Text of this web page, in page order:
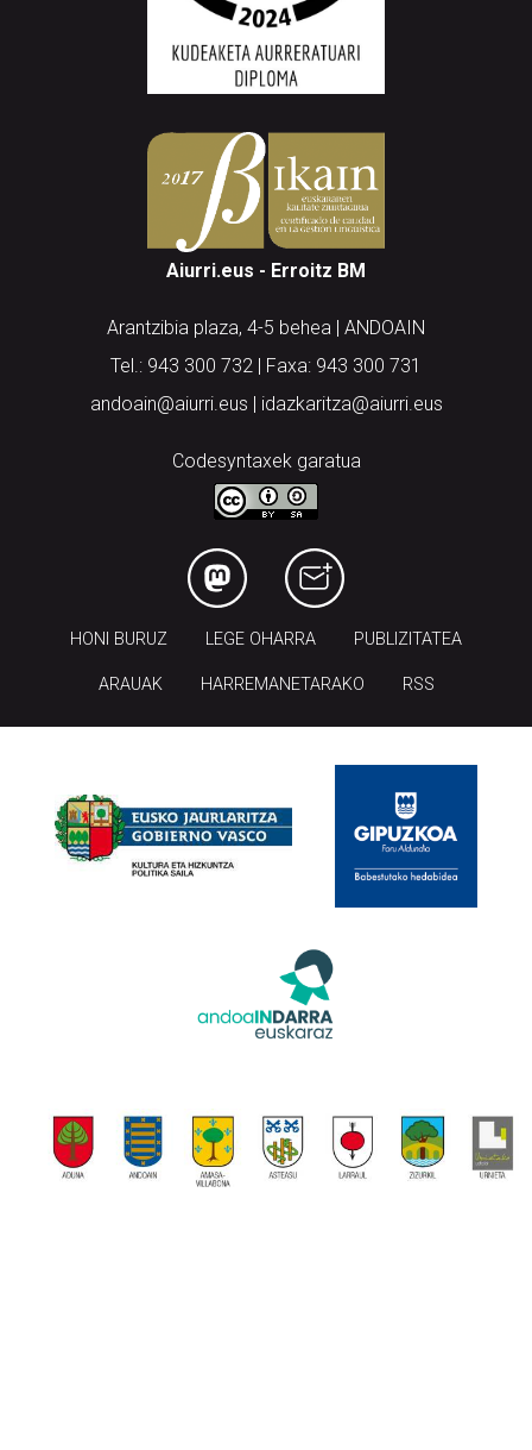
Aiurri.eus - Erroitz BM
Arantzibia plaza, 4-5 behea | ANDOAIN
Tel.: 943 300 732 | Faxa: 943 300 731
andoain@aiurri.eus | idazkaritza@aiurri.eus
Codesyntaxek garatua
HONI BURUZ LEGE OHARRA PUBLIZITATEA
ARAUAK HARREMANETARAKO RSS